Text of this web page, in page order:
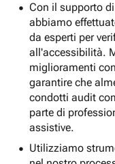
Con il supporto
abbiamo
da esperti per
all'accessibilità.
miglioramenti
garantire che
condotti audit
parte di
assistive.
Utilizziamo